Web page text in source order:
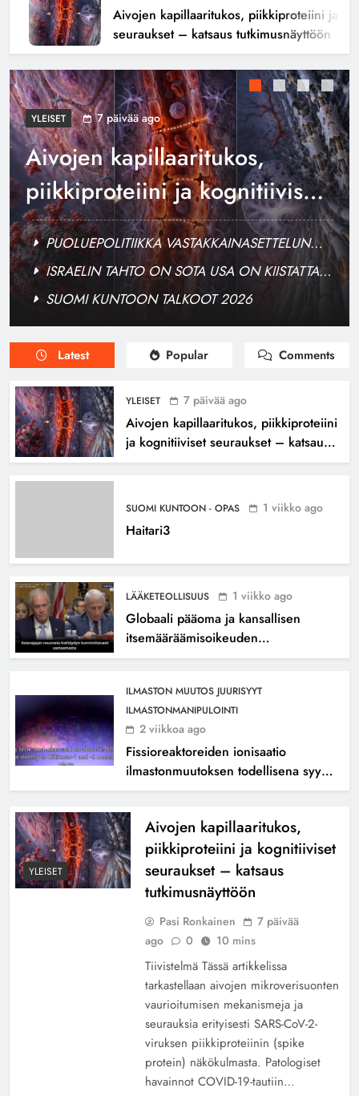
Aivojen kapillaaritukos, piikkiproteiini ja
seuraukset – katsaus tutkimusnäyttöön
YLEISET 7 päivää ago
Aivojen kapillaaritukos,
piikkiproteiini ja kognitiiviset
seuraukset – katsaus
tutkimusnäyttöön
PUOLUEPOLITIIKKA VASTAKKAINASETTELUN
ONGELMAKENTTÄ
ISRAELIN TAHTO ON SOTA USA ON KIISTATTA
NETANJAHUN SÄTKYNUKKE
SUOMI KUNTOON TALKOOT 2026
Latest Popular Comments
YLEISET 7 päivää ago
Aivojen kapillaaritukos, piikkiproteiini
ja kognitiiviset seuraukset – katsaus
tutkimusnäyttöön
SUOMI KUNTOON - OPAS 1 viikko ago
Haitari3
LÄÄKETEOLLISUUS 1 viikko ago
Globaali pääoma ja kansallisen
itsemääräämisoikeuden
mureneminen: Havaintoja
ILMASTON MUUTOS JUURISYYT
ILMASTONMANIPULOINTI
2 viikkoa ago
Fissioreaktoreiden ionisaatio
ilmastonmuutoksen todellisena syynä
?
YLEISET
Aivojen kapillaaritukos,
piikkiproteiini ja kognitiiviset
seuraukset – katsaus
tutkimusnäyttöön
Pasi Ronkainen
7 päivää
ago
0 10 mins
Tiivistelmä Tässä artikkelissa
tarkastellaan aivojen mikroverisuonten
vaurioitumisen mekanismeja ja
seurauksia erityisesti SARS-CoV-2-
viruksen piikkiproteiinin (spike
protein) näkökulmasta. Patologiset
havainnot COVID-19-tautiin…